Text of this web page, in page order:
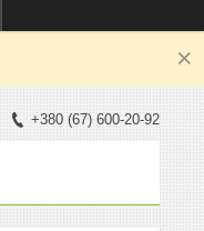
+380 (67) 600-20-92